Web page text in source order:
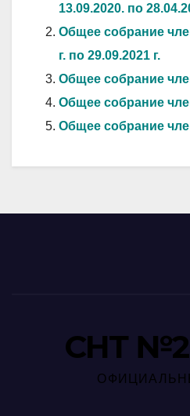
13.09.2020. по
Общее собрание
г. по 29.09.2021 г.
Общее собрание
Общее собрание
Общее собрание
СНТ